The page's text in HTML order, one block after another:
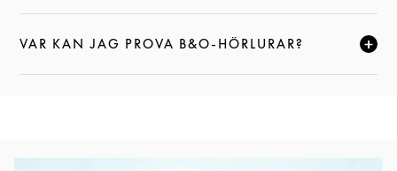
VAR KAN JAG PROVA B&O-HÖRLURAR?
KLICKA FÖR ATT EXPANDERA DEN HÄR